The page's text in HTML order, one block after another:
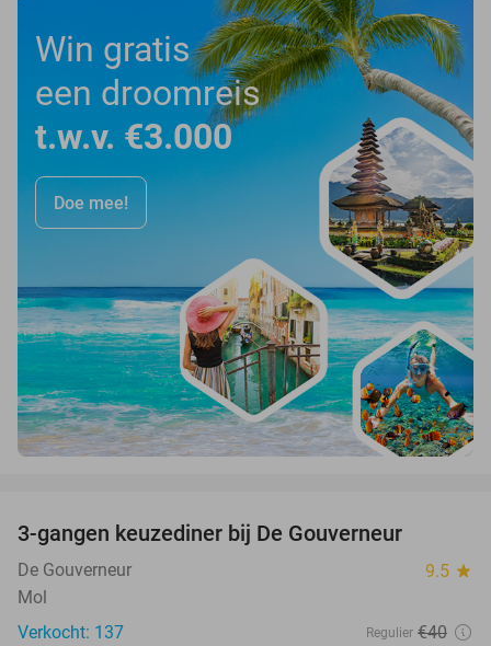
Win gratis
een droomreis
t.w.v. €3.000
Doe mee!
3-gangen keuzediner bij De Gouverneur
De Gouverneur 9.5 star
Mol
Verkocht: 137
Regulier €40